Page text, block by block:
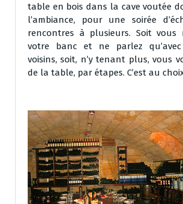
table en bois dans la cave voutée
l’ambiance, pour une soirée
rencontres à plusieurs. Soit vous
votre banc et ne parlez
voisins, soit, n’y tenant plus, vous
de la table, par étapes. C’est au